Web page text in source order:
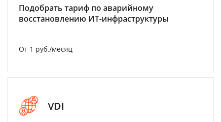
Подобрать тариф по аварийному
восстановлению ИТ-инфраструктуры
От 1 руб./месяц
VDI